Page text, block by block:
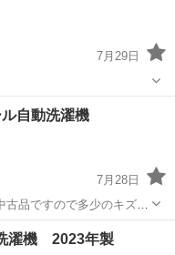
7月29日
岸駅 生活家電
自動洗濯機
7月28日
古品ですので多少のキズや
い上げ下さい。 宜しくお
ワールプール
濯機 2023年製